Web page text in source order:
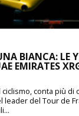
BIANCA: LE
EMIRATES
conta più di
leader del Tour de